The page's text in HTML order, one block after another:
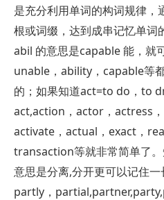
是充分利用单词的构词规律，
根或词缀，达到成串记忆单词
abil 的意思是capable 能，就
unable，ability，capable等
的；如果知道act=to do，to
act,action，actor，actress
activate，actual，exact，
transaction等就非常简单了
意思是分离,分开更可以记住
partly，